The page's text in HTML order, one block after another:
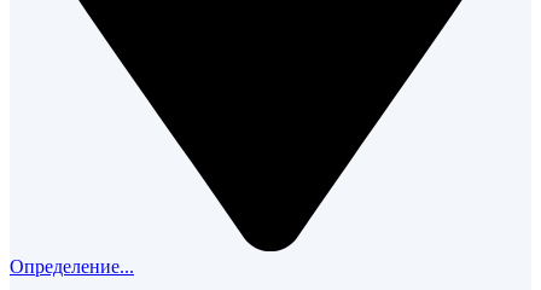
Определение...